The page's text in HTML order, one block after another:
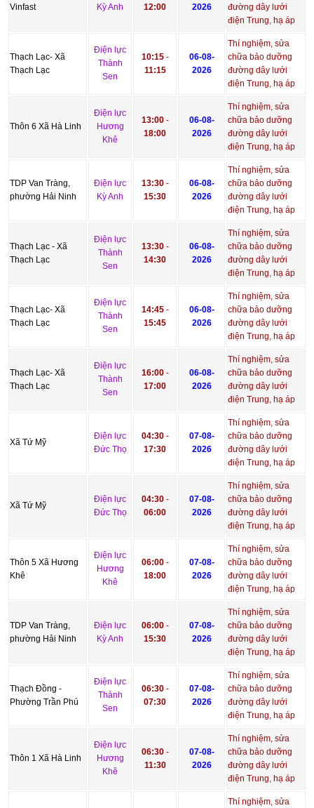
Vinfast
Kỳ Anh
12:00
2026
đường dây lưới
điện Trung, hạ áp
Thạch Lạc- Xã
Thạch Lạc
Điện lực
Thành
Sen
10:15-
11:15
06-08-
2026
Thí nghiệm, sửa
chữa bảo dưỡng
đường dây lưới
điện Trung, hạ áp
Thôn 6 Xã Hà Linh
Điện lực
Hương
Khê
13:00-
18:00
06-08-
2026
Thí nghiệm, sửa
chữa bảo dưỡng
đường dây lưới
điện Trung, hạ áp
TDP Van Tràng,
phường Hải Ninh
Điện lực
Kỳ Anh
13:30-
15:30
06-08-
2026
Thí nghiệm, sửa
chữa bảo dưỡng
đường dây lưới
điện Trung, hạ áp
Thạch Lạc - Xã
Thạch Lạc
Điện lực
Thành
Sen
13:30-
14:30
06-08-
2026
Thí nghiệm, sửa
chữa bảo dưỡng
đường dây lưới
điện Trung, hạ áp
Thạch Lạc- Xã
Thạch Lạc
Điện lực
Thành
Sen
14:45-
15:45
06-08-
2026
Thí nghiệm, sửa
chữa bảo dưỡng
đường dây lưới
điện Trung, hạ áp
Thạch Lạc- Xã
Thạch Lạc
Điện lực
Thành
Sen
16:00-
17:00
06-08-
2026
Thí nghiệm, sửa
chữa bảo dưỡng
đường dây lưới
điện Trung, hạ áp
Xã Tứ Mỹ
Điện lực
Đức Thọ
04:30-
17:30
07-08-
2026
Thí nghiệm, sửa
chữa bảo dưỡng
đường dây lưới
điện Trung, hạ áp
Xã Tứ Mỹ
Điện lực
Đức Thọ
04:30-
06:00
07-08-
2026
Thí nghiệm, sửa
chữa bảo dưỡng
đường dây lưới
điện Trung, hạ áp
Thôn 5 Xã Hương
Khê
Điện lực
Hương
Khê
06:00-
18:00
07-08-
2026
Thí nghiệm, sửa
chữa bảo dưỡng
đường dây lưới
điện Trung, hạ áp
TDP Van Tràng,
phường Hải Ninh
Điện lực
Kỳ Anh
06:00-
15:30
07-08-
2026
Thí nghiệm, sửa
chữa bảo dưỡng
đường dây lưới
điện Trung, hạ áp
Thạch Đồng -
Phường Trần Phú
Điện lực
Thành
Sen
06:30-
07:30
07-08-
2026
Thí nghiệm, sửa
chữa bảo dưỡng
đường dây lưới
điện Trung, hạ áp
Thôn 1 Xã Hà Linh
Điện lực
Hương
Khê
06:30-
11:30
07-08-
2026
Thí nghiệm, sửa
chữa bảo dưỡng
đường dây lưới
điện Trung, hạ áp
Thí nghiệm, sửa